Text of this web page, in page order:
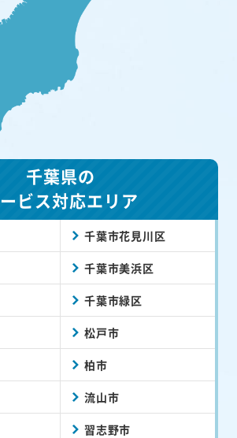
千葉県の
ビス対応エリア
千葉市花見川区
千葉市美浜区
千葉市緑区
松戸市
柏市
流山市
習志野市